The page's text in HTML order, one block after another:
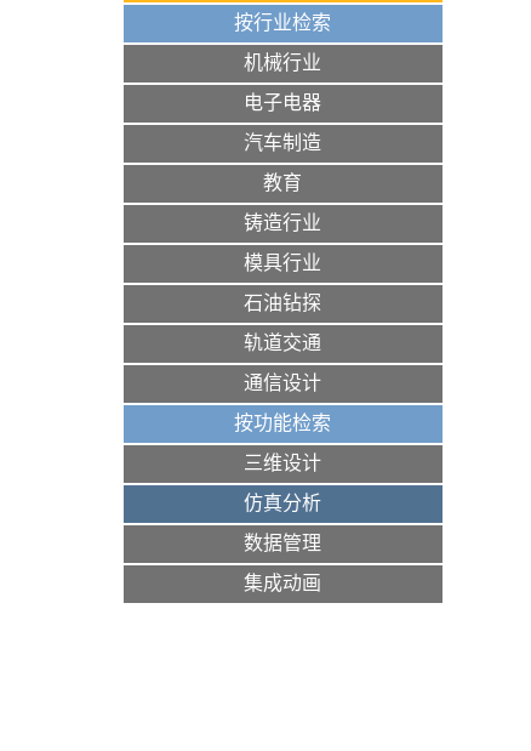
按行业检索
机械行业
电子电器
汽车制造
教育
铸造行业
模具行业
石油钻探
轨道交通
通信设计
按功能检索
三维设计
仿真分析
数据管理
集成动画